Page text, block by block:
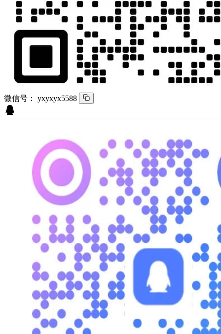
微信号： yxyxyx5588